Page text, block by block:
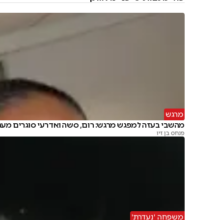
מרגש
מהשבי בעזה למפגש מרגש: רום, סשה ואדרעי סוגרים
פנחס בן זיו
משפחה 'נעדרת'